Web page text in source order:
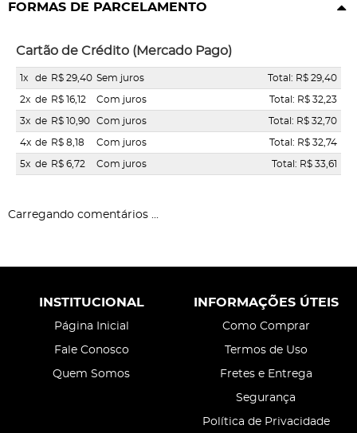
FORMAS DE PARCELAMENTO
Cartão de Crédito (Mercado Pago)
1x de R$ 29,40 Sem juros Total: R$ 29,40
2x de R$ 16,12 Com juros Total: R$ 32,23
3x de R$ 10,90 Com juros Total: R$ 32,70
4x de R$ 8,18 Com juros Total: R$ 32,74
5x de R$ 6,72 Com juros Total: R$ 33,61
Carregando comentários ...
INSTITUCIONAL
Página Inicial
Fale Conosco
Quem Somos
INFORMAÇÕES ÚTEIS
Como Comprar
Termos de Uso
Fretes e Entrega
Segurança
Política de Privacidade